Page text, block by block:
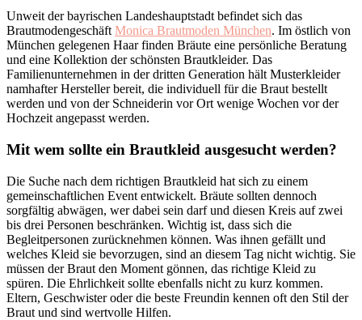
Unweit der bayrischen Landeshauptstadt befindet sich das
Brautmodengeschäft Monica Brautmoden München. Im östlich von
München gelegenen Haar finden Bräute eine persönliche Beratung
und eine Kollektion der schönsten Brautkleider. Das
Familienunternehmen in der dritten Generation hält Musterkleider
namhafter Hersteller bereit, die individuell für die Braut bestellt
werden und von der Schneiderin vor Ort wenige Wochen vor der
Hochzeit angepasst werden.
Mit wem sollte ein Brautkleid ausgesucht werden?
Die Suche nach dem richtigen Brautkleid hat sich zu einem
gemeinschaftlichen Event entwickelt. Bräute sollten dennoch
sorgfältig abwägen, wer dabei sein darf und diesen Kreis auf zwei
bis drei Personen beschränken. Wichtig ist, dass sich die
Begleitpersonen zurücknehmen können. Was ihnen gefällt und
welches Kleid sie bevorzugen, sind an diesem Tag nicht wichtig. Sie
müssen der Braut den Moment gönnen, das richtige Kleid zu
spüren. Die Ehrlichkeit sollte ebenfalls nicht zu kurz kommen.
Eltern, Geschwister oder die beste Freundin kennen oft den Stil der
Braut und sind wertvolle Hilfen.